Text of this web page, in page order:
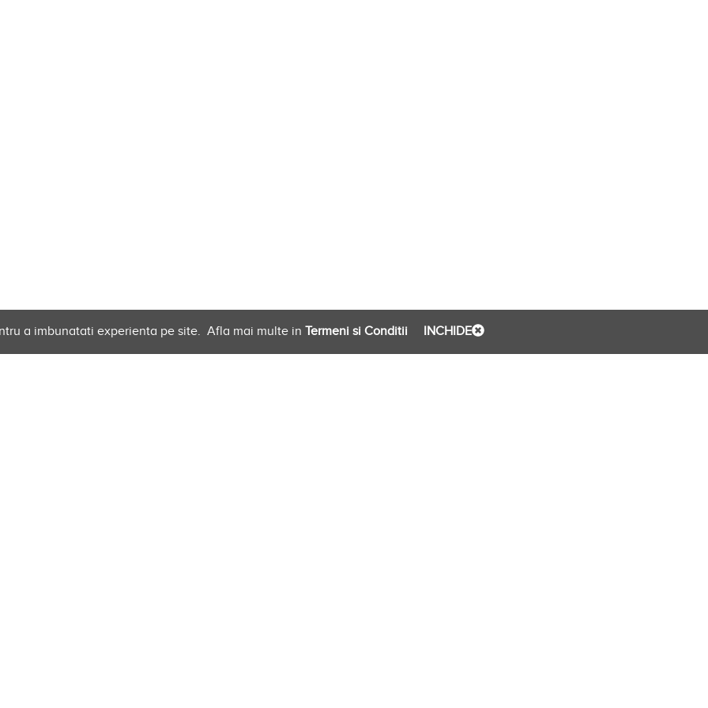
a imbunatati experienta pe site. Afla mai multe in Termeni si Conditii INCHIDE